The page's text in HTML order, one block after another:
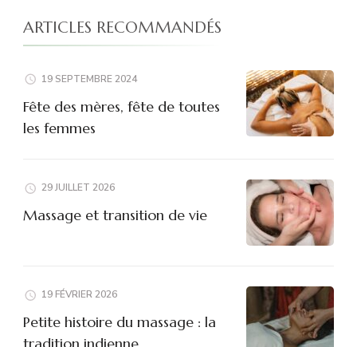
ARTICLES RECOMMANDÉS
19 SEPTEMBRE 2024
Fête des mères, fête de toutes
les femmes
29 JUILLET 2026
Massage et transition de vie
19 FÉVRIER 2026
Petite histoire du massage : la